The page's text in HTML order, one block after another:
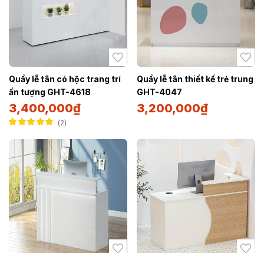
Quầy lễ tân có hộc trang trí
ấn tượng GHT-4618
3,400,000₫
5.005 sao
2
Quầy lễ tân thiết kế trẻ trung
GHT-4047
3,200,000₫